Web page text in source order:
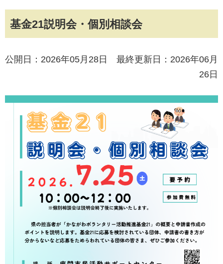
基金21説明会・個別相談会
公開日：2026年05月28日 最終更新日：2026年06月
26日